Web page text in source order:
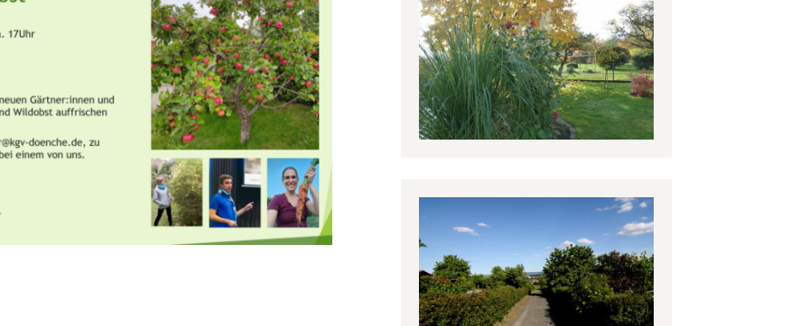
Vegan gärtnern
Naturgartentipps
Gartenteich im
Kleingarten?
Insekten im Garten
fördern
Hilfe – wo gibt es Tipps?